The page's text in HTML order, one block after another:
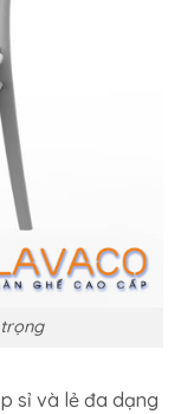
sỉ và lẻ đa dạng